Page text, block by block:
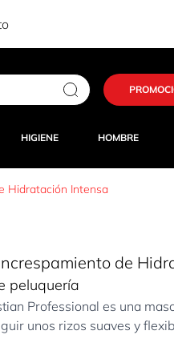
HIGIENE HOMBRE
Hidratación Intensa
de
peluquería
Professional es una
unos rizos suaves y